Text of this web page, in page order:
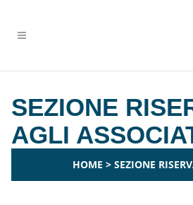
SEZIONE
AGLI
HOME > SEZIONE